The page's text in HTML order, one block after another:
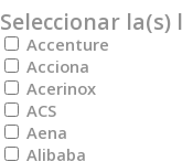
Seleccionar la(s)
Accenture
Acciona
Acerinox
ACS
Aena
Alibaba